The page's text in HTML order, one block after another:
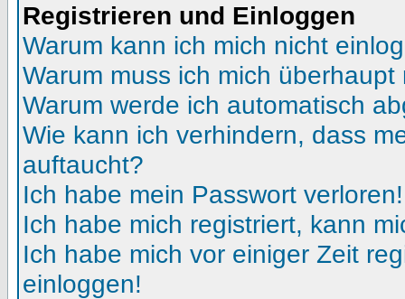
Registrieren und Einloggen
Warum kann ich mich nicht
Warum muss ich mich überhaupt
Warum werde ich automatisch
Wie kann ich verhindern, dass
auftaucht?
Ich habe mein Passwort verloren!
Ich habe mich registriert, kann
Ich habe mich vor einiger Zeit
einloggen!